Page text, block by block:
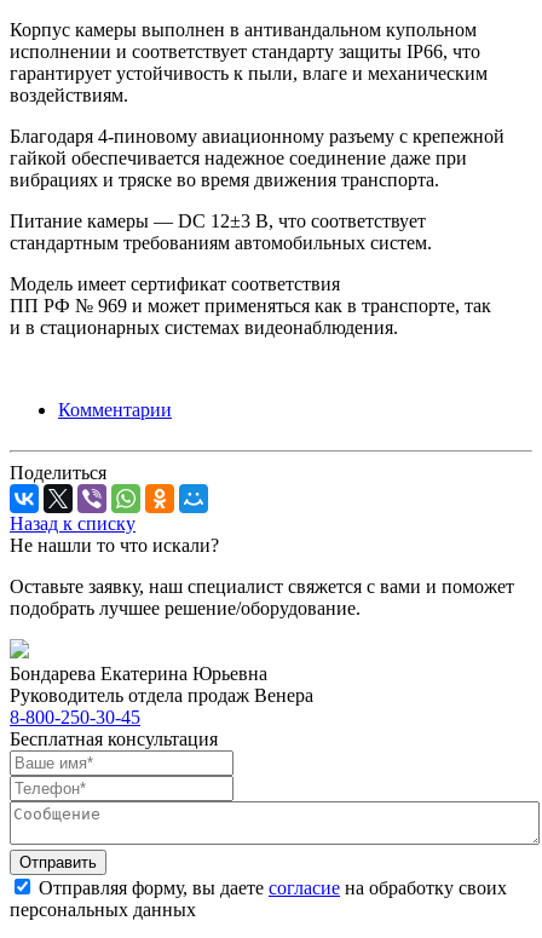
Корпус камеры выполнен в антивандальном купольном
исполнении и соответствует стандарту защиты IP66, что
гарантирует устойчивость к пыли, влаге и механическим
воздействиям.
Благодаря 4-пиновому авиационному разъему с крепежной
гайкой обеспечивается надежное соединение даже при
вибрациях и тряске во время движения транспорта.
Питание камеры — DC 12±3 В, что соответствует
стандартным требованиям автомобильных систем.
Модель имеет сертификат соответствия
ПП РФ № 969 и может применяться как в транспорте, так
и в стационарных системах видеонаблюдения.
Комментарии
Поделиться
Назад к списку
Не нашли то что искали?
Оставьте заявку, наш специалист свяжется с вами и поможет
подобрать лучшее решение/оборудование.
Бондарева Екатерина Юрьевна
Руководитель отдела продаж Венера
8-800-250-30-45
Бесплатная консультация
Отправить
Отправляя форму, вы даете согласие на обработку своих
персональных данных